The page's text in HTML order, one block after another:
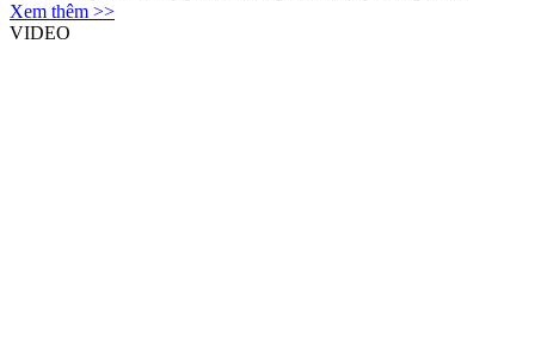
Xem thêm >>
VIDEO